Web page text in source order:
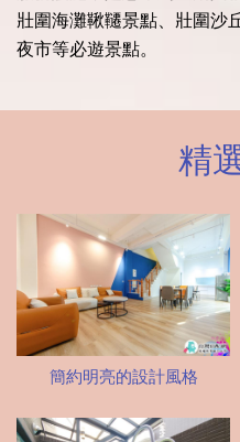
壯圍海灘鞦韆景點、壯圍沙
夜市等必遊景點。
精
簡約明亮的設計風格